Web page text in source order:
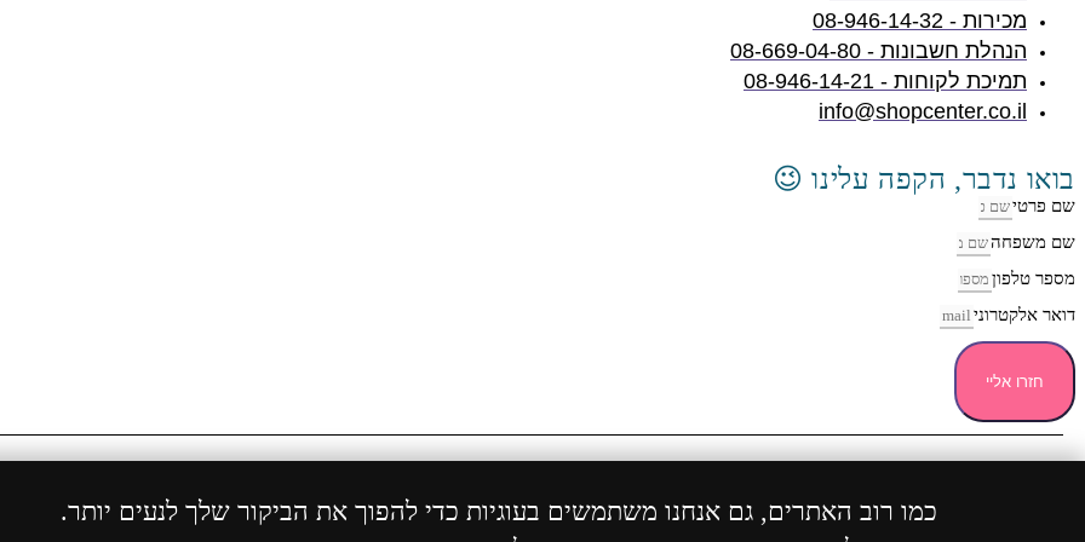
כמו רוב האתרים, גם אנחנו משתמשים בעוגיות כדי להפוך את הביקור שלך לנעים יותר.
מכירות - 08-946-14-32
הנהלת חשבונות - 08-669-04-80
תמיכת לקוחות - 08-946-14-21
info@shopcenter.co.il
בואו נדבר, הקפה עלינו 😉
שם פרטי
שם משפחה
מספר טלפון
דואר אלקטרוני
חזרו אליי